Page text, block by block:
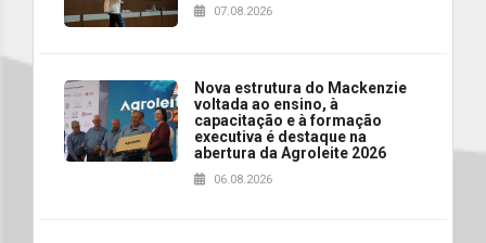
07.08.2026
Nova estrutura do Mackenzie
voltada ao ensino, à
capacitação e à formação
executiva é destaque na
abertura da Agroleite 2026
06.08.2026